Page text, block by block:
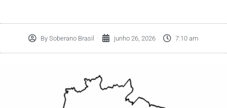
By Soberano Brasil junho 26, 2026 7:10 am